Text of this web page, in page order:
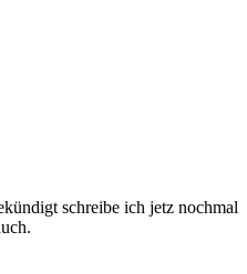
schreibe ich jetz nochmal